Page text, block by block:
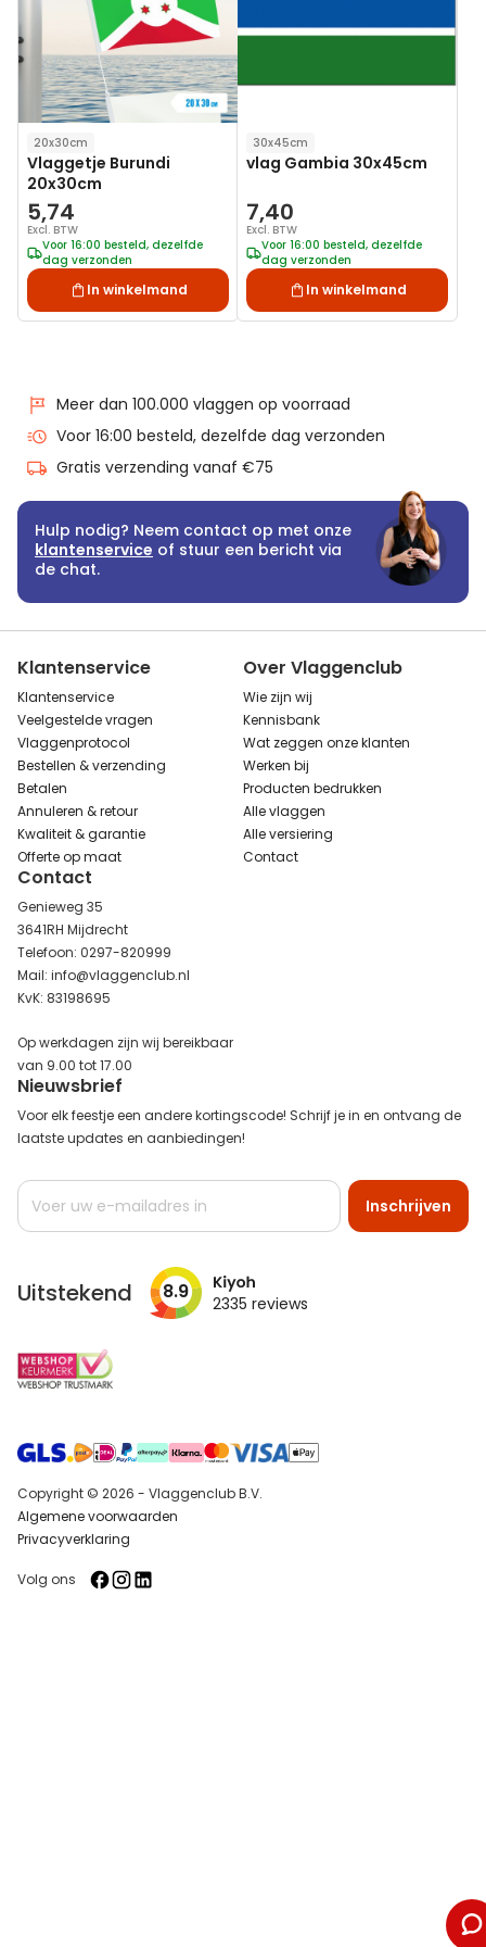
20x30cm
Vlaggetje Burundi
20x30cm
5,74
Excl. BTW
Voor 16:00 besteld, dezelfde
dag verzonden
In winkelmand
30x45cm
vlag Gambia 30x45cm
7,40
Excl. BTW
Voor 16:00 besteld, dezelfde
dag verzonden
In winkelmand
Meer dan 100.000 vlaggen op voorraad
Voor 16:00 besteld, dezelfde dag verzonden
Gratis verzending vanaf €75
Hulp nodig? Neem contact op met onze
klantenservice of stuur een bericht via
de chat.
Klantenservice
Klantenservice
Veelgestelde vragen
Vlaggenprotocol
Bestellen & verzending
Betalen
Annuleren & retour
Kwaliteit & garantie
Offerte op maat
Over Vlaggenclub
Wie zijn wij
Kennisbank
Wat zeggen onze klanten
Werken bij
Producten bedrukken
Alle vlaggen
Alle versiering
Contact
Contact
Genieweg 35
3641RH Mijdrecht
Telefoon: 0297-820999
Mail: info@vlaggenclub.nl
KvK: 83198695
Op werkdagen zijn wij bereikbaar
van 9.00 tot 17.00
Nieuwsbrief
Voor elk feestje een andere kortingscode! Schrijf je in en ontvang de
laatste updates en aanbiedingen!
Abonneer
op
Inschrijven
Uitstekend 8.9 2335 reviews
Copyright © 2026 - Vlaggenclub B.V.
Algemene voorwaarden
Privacyverklaring
Volg ons